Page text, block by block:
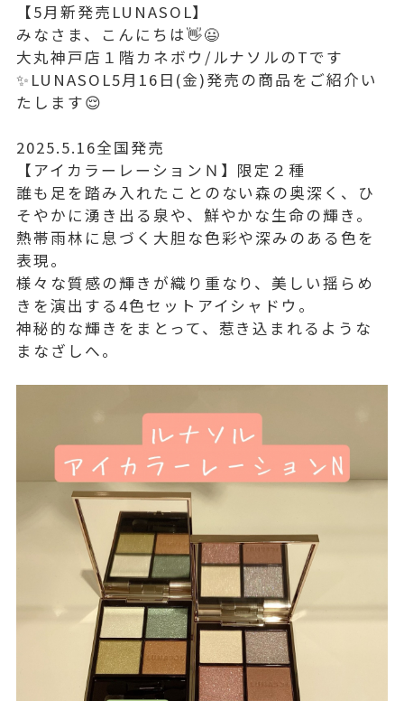
【5月新発売LUNASOL】
みなさま、こんにちは👋😃
大丸神戸店１階カネボウ/ルナソルのTです
✨LUNASOL5月16日(金)発売の商品をご紹介い
たします😌
2025.5.16全国発売
【アイカラーレーションＮ】限定２種
誰も足を踏み入れたことのない森の奥深く、ひ
そやかに湧き出る泉や、鮮やかな生命の輝き。
熱帯雨林に息づく大胆な色彩や深みのある色を
表現。
様々な質感の輝きが織り重なり、美しい揺らめ
きを演出する4色セットアイシャドウ。
神秘的な輝きをまとって、惹き込まれるような
まなざしへ。